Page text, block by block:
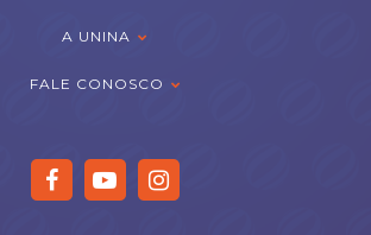
A UNINA
FALE CONOSCO